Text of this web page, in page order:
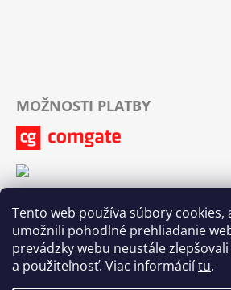
Tento web používa súbory cookies,
umožnili pohodlné prehliadanie
prevádzky webu neustále
a použiteľnosť. Viac informáciítu.
MOŽNOSTI PLATBY